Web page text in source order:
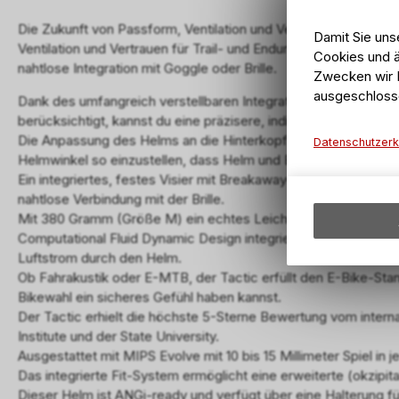
Die Zukunft von Passform, Ventilation und Vertrauen: Mit
Ventilation und Vertrauen für Trail- und Enduro-Rides bietet
nahtlose Integration mit Goggle oder Brille.
Dank des umfangreich verstellbaren Integrated Fit Systems,
berücksichtigt, kannst du eine präzisere, individuelle Passform
Die Anpassung des Helms an die Hinterkopfbasis fördert
Helmwinkel so einzustellen, dass Helm und Brille perfekt
Ein integriertes, festes Visier mit Breakaway-Feature bietet
nahtlose Verbindung mit der Brille.
Mit 380 Gramm (Größe M) ein echtes Leichtgewicht
Computational Fluid Dynamic Design integriert das volle
Luftstrom durch den Helm.
Ob Fahrakustik oder E-MTB, der Tactic erfüllt den E-Bike-
Bikewahl ein sicheres Gefühl haben kannst.
Der Tactic erhielt die höchste 5-Sterne Bewertung vom
Institute und der State University.
Ausgestattet mit MIPS Evolve mit 10 bis 15 Millimeter Spiel in
Das integrierte Fit-System ermöglicht eine erweiterte
Dieser Helm ist ANGi-ready und verfügt über eine Halterung
Damit Sie
Cookies und
Zwecken wir